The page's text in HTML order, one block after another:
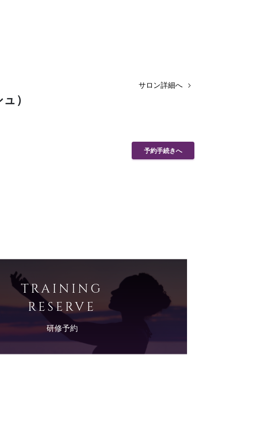
）
サロン詳細へ
予約手続きへ
TRAINING
RESERVE
研修予約